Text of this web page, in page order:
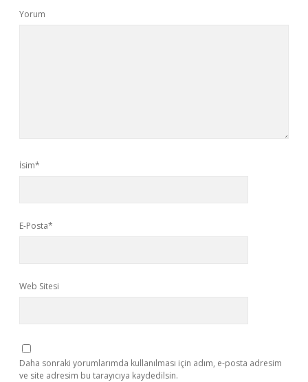
Yorum
İsim*
E-Posta*
Web Sitesi
Daha sonraki yorumlarımda kullanılması için adım, e-posta adresim
ve site adresim bu tarayıcıya kaydedilsin.